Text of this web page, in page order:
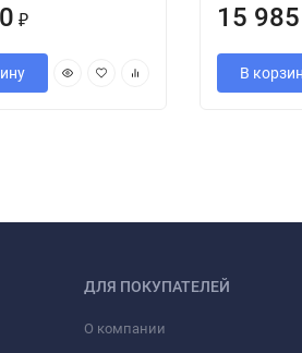
₽ 15 985
В
ДЛЯ ПОКУПАТЕЛЕЙ
О компании